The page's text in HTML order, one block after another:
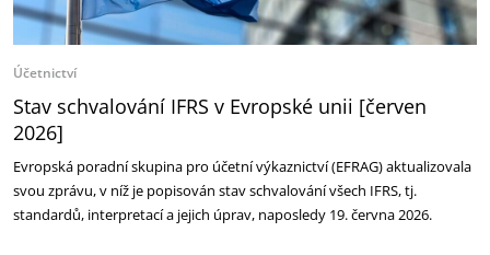
Účetnictví
Stav schvalování IFRS v Evropské unii [červen
2026]
Evropská poradní skupina pro účetní výkaznictví (EFRAG) aktualizovala
svou zprávu, v níž je popisován stav schvalování všech IFRS, tj.
standardů, interpretací a jejich úprav, naposledy 19. června 2026.